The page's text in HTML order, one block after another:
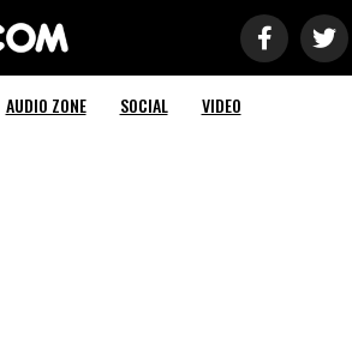
AUDIO ZONE SOCIAL VIDEO